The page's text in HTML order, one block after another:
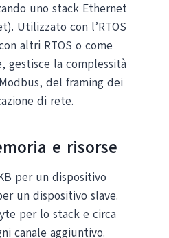
uno stack Ethernet
Utilizzato con l’RTOS
altri RTOS o come
gestisce la complessità
del framing dei
di rete.
e risorse
per un dispositivo
un dispositivo slave.
per lo stack e circa
canale aggiuntivo.